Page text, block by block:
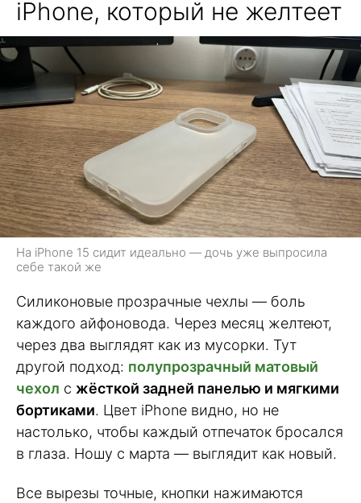
iPhone, который не желтеет
На iPhone 15 сидит идеально — дочь уже выпросила
себе такой же
Силиконовые прозрачные чехлы — боль
каждого айфоновода. Через месяц желтеют,
через два выглядят как из мусорки. Тут
другой подход: полупрозрачный матовый
чехол с жёсткой задней панелью и мягкими
бортиками. Цвет iPhone видно, но не
настолько, чтобы каждый отпечаток бросался
в глаза. Ношу с марта — выглядит как новый.
Все вырезы точные, кнопки нажимаются